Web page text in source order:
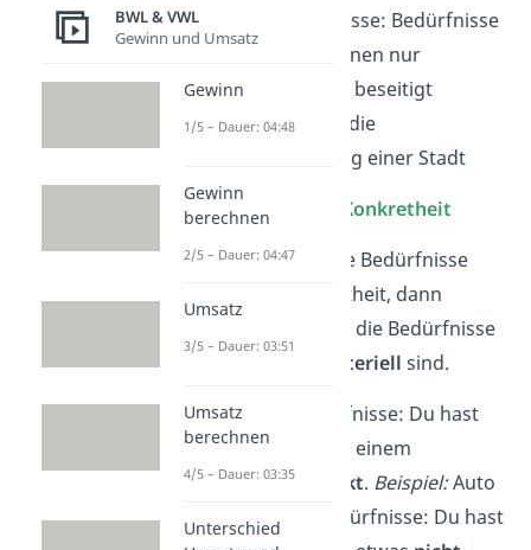
Kollektiv
bedürfnisse: Bedürfnisse
können nur
gemeinschaftlich
beseitigt
werden.Beispiel:
die
Wasserversorgung einer Stadt
Einteilung nach der
Konkretheit
Unterscheidest du die Bedürfnisse
anhand ihrer Konkretheit, dann
achtest du darauf, ob die Bedürfnisse
materiell
immateriell sind.
Materielle
Bedürfnisse: Du hast
den Wunsch nach einem
konkretenProdukt. Beispiel:Auto
Immaterielle
Bedürfnisse: Du hast
BWL & VWL
Gewinn und Umsatz
Gewinn
1/5 – Dauer: 04:48
Gewinn
berechnen
2/5 – Dauer: 04:47
Umsatz
3/5 – Dauer: 03:51
Umsatz
berechnen
4/5 – Dauer: 03:35
Unterschied